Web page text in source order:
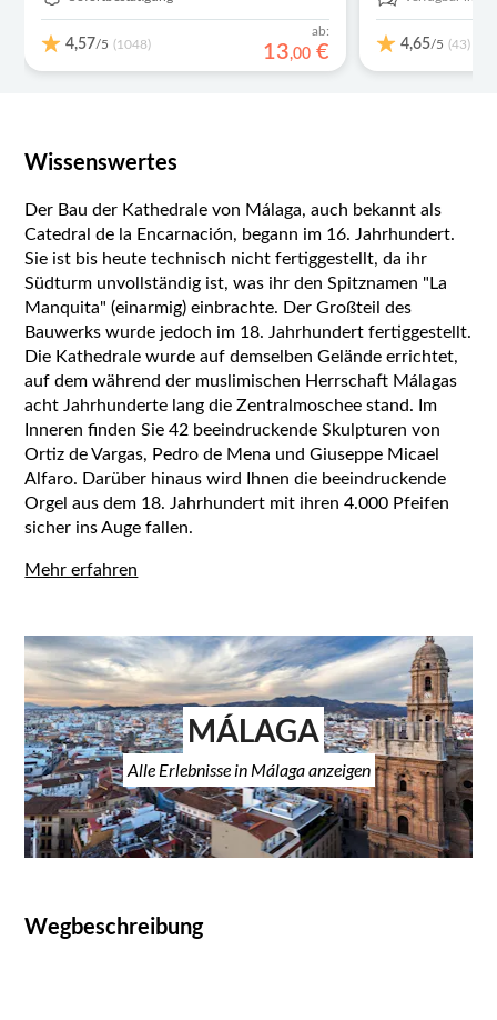
4,57/5 (1048)
ab:
13,00 € 4,65/5 (43)
Wissenswertes
Der Bau der Kathedrale von Málaga, auch bekannt als
Catedral de la Encarnación, begann im 16. Jahrhundert.
Sie ist bis heute technisch nicht fertiggestellt, da ihr
Südturm unvollständig ist, was ihr den Spitznamen "La
Manquita" (einarmig) einbrachte. Der Großteil des
Bauwerks wurde jedoch im 18. Jahrhundert fertiggestellt.
Die Kathedrale wurde auf demselben Gelände errichtet,
auf dem während der muslimischen Herrschaft Málagas
acht Jahrhunderte lang die Zentralmoschee stand. Im
Inneren finden Sie 42 beeindruckende Skulpturen von
Ortiz de Vargas, Pedro de Mena und Giuseppe Micael
Alfaro. Darüber hinaus wird Ihnen die beeindruckende
Orgel aus dem 18. Jahrhundert mit ihren 4.000 Pfeifen
sicher ins Auge fallen.
Mehr erfahren
MÁLAGA
Alle Erlebnisse in Málaga anzeigen
Wegbeschreibung